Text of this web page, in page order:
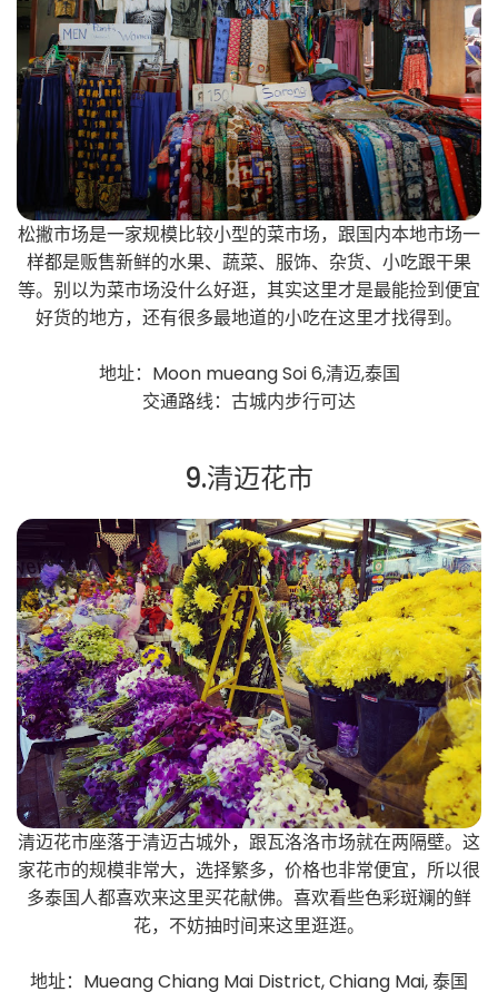
松撇市场是一家规模比较小型的菜市场，跟国内本地市场一
样都是贩售新鲜的水果、蔬菜、服饰、杂货、小吃跟干果
等。别以为菜市场没什么好逛，其实这里才是最能捡到便宜
好货的地方，还有很多最地道的小吃在这里才找得到。
地址：Moon mueang Soi 6,清迈,泰国
交通路线：古城内步行可达
9.清迈花市
清迈花市座落于清迈古城外，跟瓦洛洛市场就在两隔壁。这
家花市的规模非常大，选择繁多，价格也非常便宜，所以很
多泰国人都喜欢来这里买花献佛。喜欢看些色彩斑斓的鲜
花，不妨抽时间来这里逛逛。
地址：Mueang Chiang Mai District, Chiang Mai, 泰国